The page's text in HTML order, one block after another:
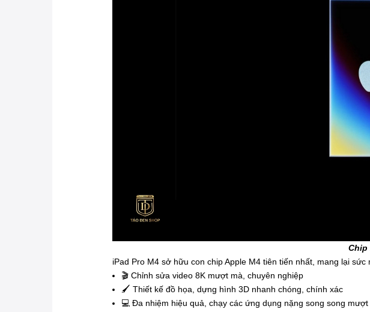
Chip
iPad Pro M4 sở hữu con chip Apple M4 tiên tiến nhất, mang lại sức
🎬 Chỉnh sửa video 8K mượt mà, chuyên nghiệp
🖌 Thiết kế đồ họa, dựng hình 3D nhanh chóng, chính xác
💻 Đa nhiệm hiệu quả, chạy các ứng dụng nặng song song mượt